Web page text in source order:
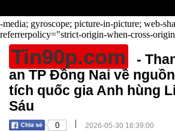
-media; gyroscope; picture-in-picture; web-
referrerpolicy="strict-origin-when-cross-
Tin90p.com
-
an TP Đồng Nai về
tích quốc gia Anh hùng
Sáu
0 | 2026-05-30 16:39:00